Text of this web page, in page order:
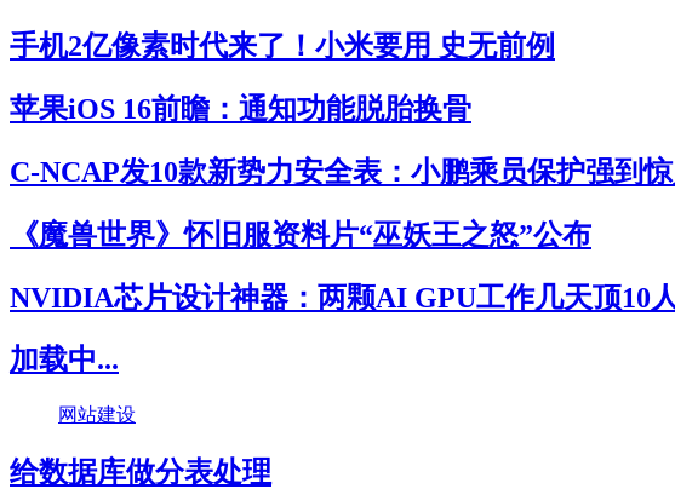
手机2亿像素时代来了！小米要用 史无前例
苹果iOS 16前瞻：通知功能脱胎换骨
C-NCAP发10款新势力安全表：小鹏乘员保护强到
《魔兽世界》怀旧服资料片“巫妖王之怒”公布
NVIDIA芯片设计神器：两颗AI GPU工作几天顶10
加载中...
网站建设
给数据库做分表处理